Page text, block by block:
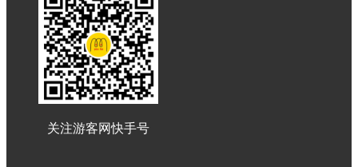
关注游客网快手号